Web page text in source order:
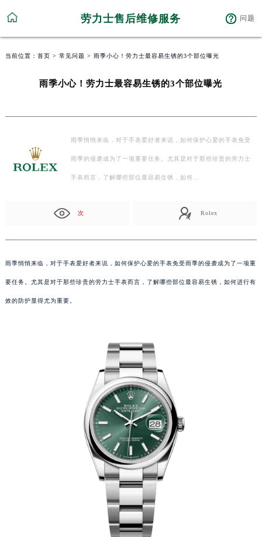
劳力士售后维修服务 问题
当前位置： 首页 > 常见问题 > 雨季小心！劳力士最容易生锈的3个部位曝光
雨季小心！劳力士最容易生锈的3个部位曝光
雨季悄悄来临，对于手表爱好者来说，如何保护心爱的手表免受
雨季的侵袭成为了一项重要任务。尤其是对于那些珍贵的劳力士
手表而言，了解哪些部位最容易生锈，如何…
次 Rolex
雨季悄悄来临，对于手表爱好者来说，如何保护心爱的手表免受雨季的侵袭成为了一项重
要任务。尤其是对于那些珍贵的劳力士手表而言，了解哪些部位最容易生锈，如何进行有
效的防护显得尤为重要。